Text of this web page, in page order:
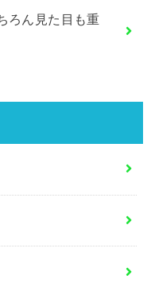
ろん見た目も重